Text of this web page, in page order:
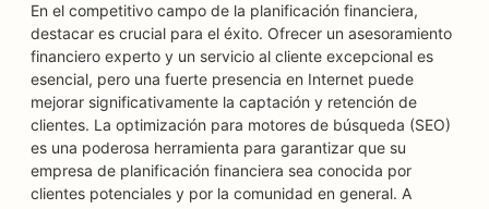
En el competitivo campo de la planificación financiera,
destacar es crucial para el éxito. Ofrecer un asesoramiento
financiero experto y un servicio al cliente excepcional es
esencial, pero una fuerte presencia en Internet puede
mejorar significativamente la captación y retención de
clientes. La optimización para motores de búsqueda (SEO)
es una poderosa herramienta para garantizar que su
empresa de planificación financiera sea conocida por
clientes potenciales y por la comunidad en general. A